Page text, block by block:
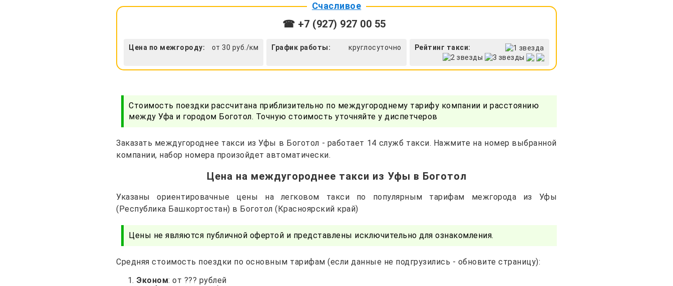
Счасливое
☎ +7 (927) 927 00 55
Цена по межгороду: от 30 руб./км График работы: круглосуточно Рейтинг такси:
Стоимость поездки рассчитана приблизительно по междугороднему тарифу компании и расстоянию
между Уфа и городом Боготол. Точную стоимость уточняйте у диспетчеров
Заказать междугороднее такси из Уфы в Боготол - работает 14 служб такси. Нажмите на номер выбранной
компании, набор номера произойдет автоматически.
Цена на междугороднее такси из Уфы в Боготол
Указаны ориентировачные цены на легковом такси по популярным тарифам межгорода из Уфы
(Республика Башкортостан) в Боготол (Красноярский край)
Цены не являются публичной офертой и представлены исключительно для ознакомления.
Средняя стоимость поездки по основным тарифам (если данные не подгрузились - обновите страницу):
Эконом: от ??? рублей